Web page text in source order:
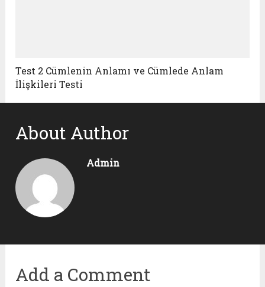
Test 2 Cümlenin Anlamı ve Cümlede Anlam
İlişkileri Testi
About Author
Admin
Add a Comment